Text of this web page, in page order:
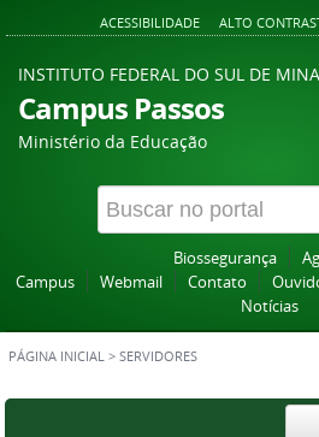
ACESSIBILIDADE ALTO
INSTITUTO FEDERAL DO SUL DE
Campus Passos
Ministério da Educação
Biossegurança
Campus
Webmail Contato
Notícias
PÁGINA INICIAL > SERVIDORES